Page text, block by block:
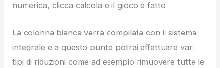
numerica, clicca calcola e il gioco è fatto
La colonna bianca verrà compilata con il sistema
integrale e a questo punto potrai effettuare vari
tipi di riduzioni come ad esempio rimuovere tutte le